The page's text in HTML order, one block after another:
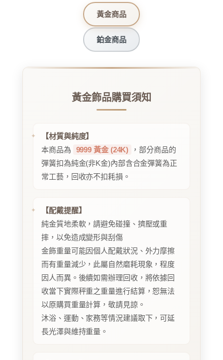
黃金商品
鉑金商品
黃金飾品購買須知
【材質與純度】
本商品為
9999 黃金 (24K)
，部分商品的
彈簧扣為純金(非K金)內部含合金彈簧為正
常工藝，回收亦不扣耗損。
【配戴提醒】
純金質地柔軟，請避免碰撞、擠壓或重
摔，以免造成變形與刮傷
金飾重量可能因個人配戴狀況、外力摩擦
而有重量減少，此屬自然磨耗現象，程度
因人而異。後續如需辦理回收，將依據回
收當下實際秤重之重量進行結算，恕無法
以原購買重量計算，敬請見諒。
沐浴、運動、家務等情況建議取下，可延
長光澤與維持重量。